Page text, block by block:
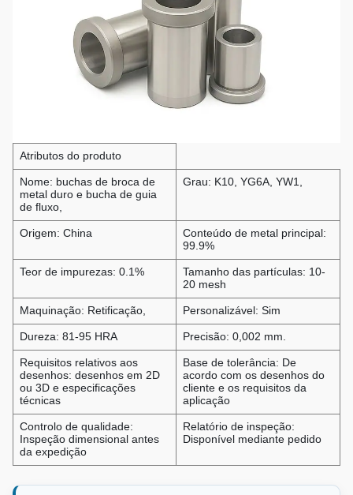
Atributos do produto
Nome: buchas de broca de
metal duro e bucha de guia
de fluxo,
Grau: K10, YG6A, YW1,
Origem: China
Conteúdo de metal principal:
99.9%
Teor de impurezas: 0.1%
Tamanho das partículas: 10-
20 mesh
Maquinação: Retificação, Personalizável: Sim
Dureza: 81-95 HRA Precisão: 0,002 mm.
Requisitos relativos aos
desenhos: desenhos em 2D
ou 3D e especificações
técnicas
Base de tolerância: De
acordo com os desenhos do
cliente e os requisitos da
aplicação
Controlo de qualidade:
Inspeção dimensional antes
da expedição
Relatório de inspeção:
Disponível mediante pedido